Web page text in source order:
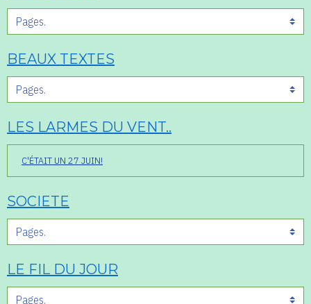
BEAUX TEXTES
LES LARMES DU VENT..
C'ÉTAIT UN 27 JUIN!
SOCIETE
LE FIL DU JOUR